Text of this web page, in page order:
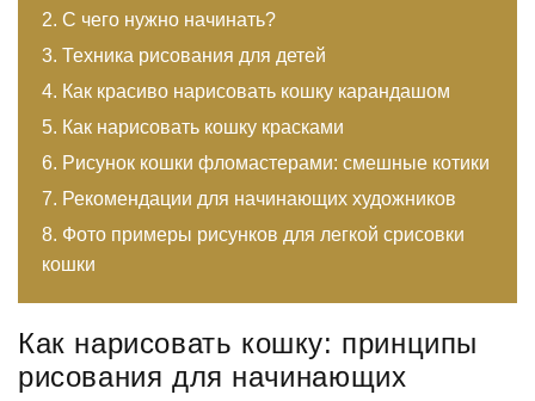
С чего нужно начинать?
Техника рисования для детей
Как красиво нарисовать кошку карандашом
Как нарисовать кошку красками
Рисунок кошки фломастерами: смешные котики
Рекомендации для начинающих художников
Фото примеры рисунков для легкой срисовки
кошки
Как нарисовать кошку: принципы
рисования для начинающих